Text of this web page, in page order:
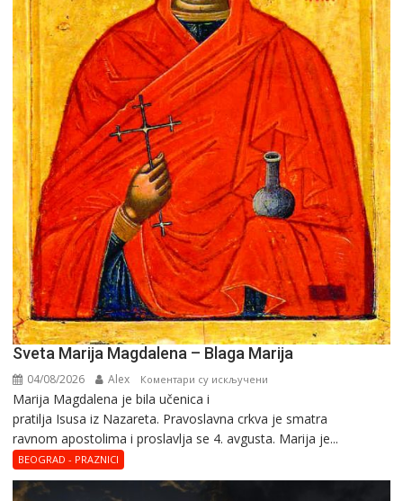
Sveta Marija Magdalena – Blaga Marija
04/08/2026 Alex Коментари су искључени
Marija
Magdalena
Blaga
Marija Magdalena je bila učenica i
pratilja Isusa iz Nazareta. Pravoslavna crkva je smatra
ravnom apostolima i proslavlja se 4. avgusta. Marija je...
BEOGRAD - PRAZNICI